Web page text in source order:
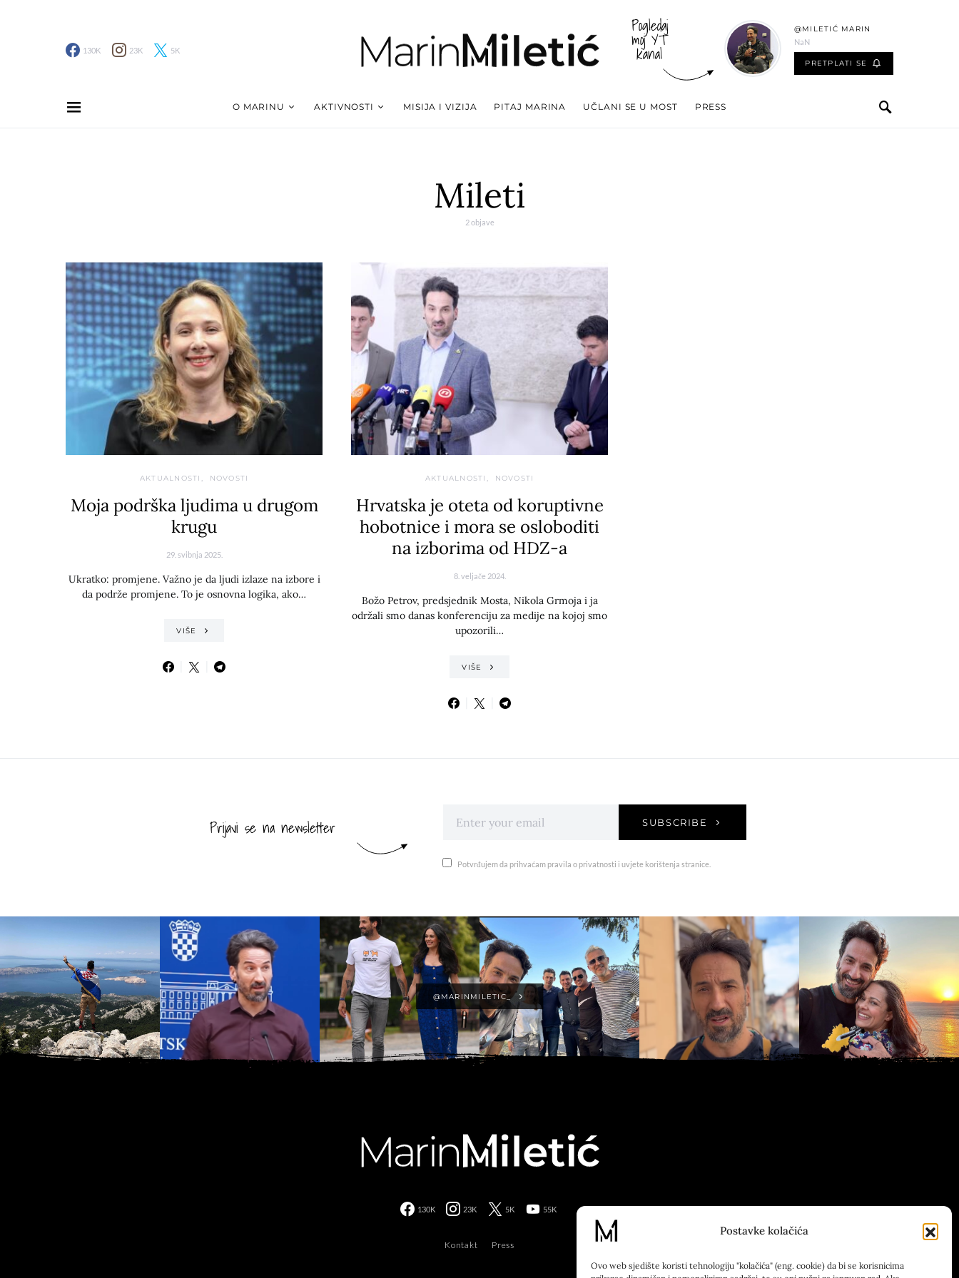
Postavke kolačića
Ovo web sjedište koristi tehnologiju "kolačića" (eng. cookie) da bi se korisnicima
130K 23K 5K
Pogledaj
moj YT
kanal
@MILETIĆ MARIN
NaN
PRETPLATI SE
O MARINU AKTIVNOSTI MISIJA I VIZIJA PITAJ MARINA UČLANI SE U MOST PRESS
Mileti
2 objave
AKTUALNOSTI NOVOSTI
Moja podrška ljudima u drugom
krugu
29. svibnja 2025.
Ukratko: promjene. Važno je da ljudi izlaze na izbore i
da podrže promjene. To je osnovna logika, ako…
VIŠE
AKTUALNOSTI NOVOSTI
Hrvatska je oteta od koruptivne
hobotnice i mora se osloboditi
na izborima od HDZ-a
8. veljače 2024.
Božo Petrov, predsjednik Mosta, Nikola Grmoja i ja
održali smo danas konferenciju za medije na kojoj smo
upozorili…
VIŠE
Prijavi se na newsletter SUBSCRIBE
Potvrđujem da prihvaćam pravila o privatnosti i uvjete korištenja stranice.
@MARINMILETIC_
130K 23K 5K 55K
Kontakt Press